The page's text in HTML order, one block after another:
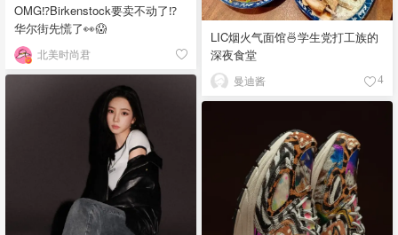
LIC烟火气面馆🍜学生党打工族的
深夜食堂
曼迪酱 4
OMG⁉️Birkenstock要卖不动了⁉
华尔街先慌了👀😱
北美时尚君